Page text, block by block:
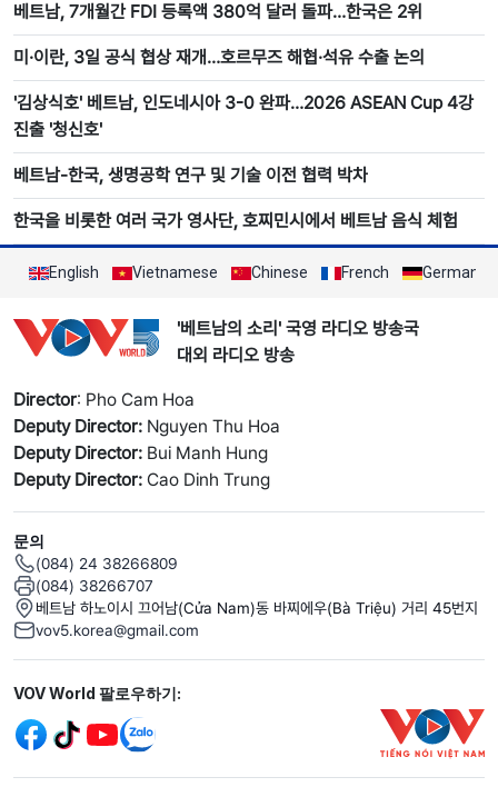
베트남, 7개월간 FDI 등록액 380억 달러 돌파…한국은 2위
미·이란, 3일 공식 협상 재개…호르무즈 해협·석유 수출 논의
'김상식호' 베트남, 인도네시아 3-0 완파…2026 ASEAN Cup 4강
진출 '청신호'
베트남-한국, 생명공학 연구 및 기술 이전 협력 박차
한국을 비롯한 여러 국가 영사단, 호찌민시에서 베트남 음식 체험
English Vietnamese Chinese French German
'베트남의 소리' 국영 라디오 방송국
대외 라디오 방송
Director: Pho Cam Hoa
Deputy Director: Nguyen Thu Hoa
Deputy Director: Bui Manh Hung
Deputy Director: Cao Dinh Trung
문의
(084) 24 38266809
(084) 38266707
베트남 하노이시 끄어남(Cửa Nam)동 바찌에우(Bà Triệu) 거리 45번지
vov5.korea@gmail.com
Mạng xã hội
VOV World 팔로우하기: